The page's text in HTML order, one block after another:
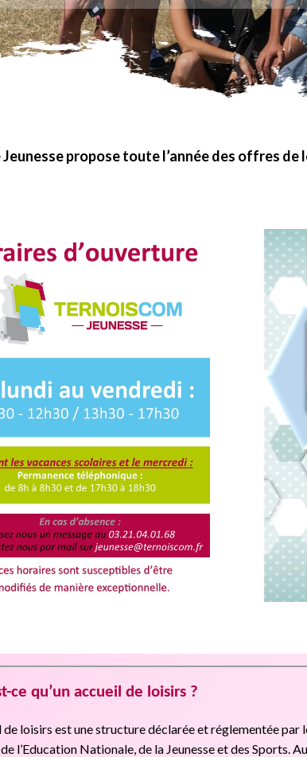
Jeunesse propose toute l’année des offres
ce qu’un accueil de loisirs ?
de loisirs est une structure déclarée et réglementée par
l’Education Nationale, de la Jeunesse et des Sports.